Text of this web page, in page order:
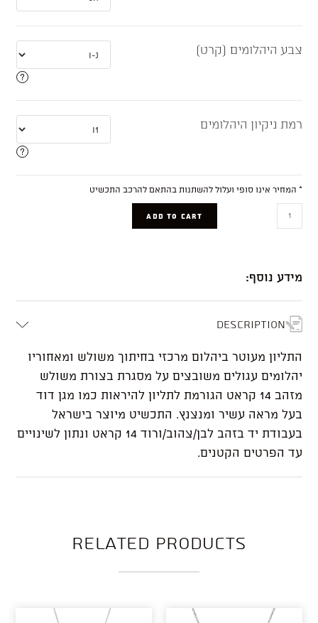
צבע היהלומים (קרט)
רמת ניקיון היהלומים
* המחיר אינו סופי ועלול להשתנות בהתאם להרכב התכשיט
ADD TO CART
מידע נוסף:
Description
התליון מעוטר ביהלום מרכזי בחיתוך משולש ומאחוריו
יהלומים עגולים משובצים על מסגרת בצורת משולש
מזהב 14 קראט הגורמת לתליון להיראות כמו מגן דוד
בעל מראה עשיר ומנצנץ. התכשיט מיוצר בישראל
בעבודת יד בזהב לבן/צהוב/ורוד 14 קראט ונתון לשינויים
עד הפרטים הקטנים.
Related products